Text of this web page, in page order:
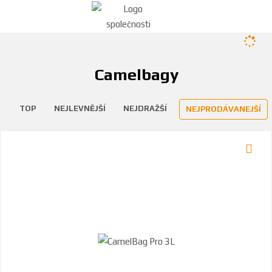
Camelbagy
TOP NEJLEVNĚJŠÍ NEJDRAŽŠÍ NEJPRODÁVANEJŠÍ